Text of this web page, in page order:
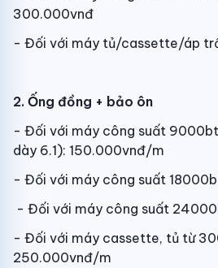
300.000vnđ
- Đối với máy tủ/cassette/áp
2. Ống đồng + bảo ôn
- Đối với máy công suất
dày 6.1): 150.000vnđ/m
- Đối với máy công suất
- Đối với máy công suất
- Đối với máy cassette, tủ từ
250.000vnđ/m